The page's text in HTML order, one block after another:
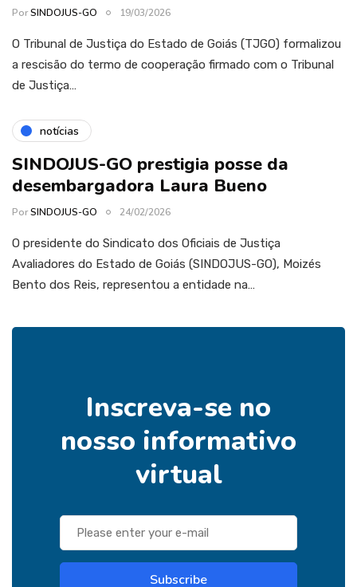
PorSINDOJUS-GO 19/03/2026
O Tribunal de Justiça do Estado de Goiás (TJGO) formalizou
a rescisão do termo de cooperação firmado com o Tribunal
de Justiça…
notícias
SINDOJUS-GO prestigia posse da
desembargadora Laura Bueno
PorSINDOJUS-GO 24/02/2026
O presidente do Sindicato dos Oficiais de Justiça
Avaliadores do Estado de Goiás (SINDOJUS-GO), Moizés
Bento dos Reis, representou a entidade na…
Inscreva-se no
nosso informativo
virtual
Subscribe